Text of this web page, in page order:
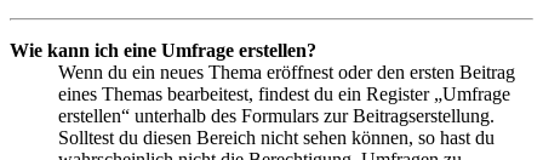
Wie kann ich eine Umfrage erstellen?
Wenn du ein neues Thema eröffnest oder den ersten Beitrag
eines Themas bearbeitest, findest du ein Register „Umfrage
erstellen“ unterhalb des Formulars zur Beitragserstellung.
Solltest du diesen Bereich nicht sehen können, so hast du